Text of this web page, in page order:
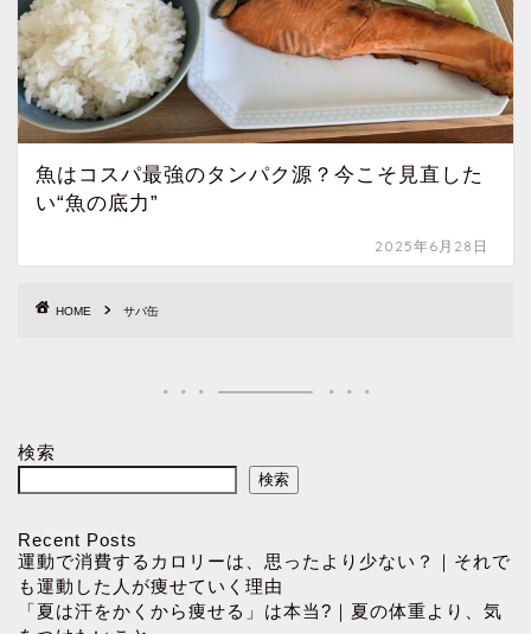
魚はコスパ最強のタンパク源？今こそ見直した
い“魚の底力”
2025年6月28日
HOME サバ缶
検索
検索
Recent Posts
運動で消費するカロリーは、思ったより少ない？｜それで
も運動した人が痩せていく理由
「夏は汗をかくから痩せる」は本当?｜夏の体重より、気